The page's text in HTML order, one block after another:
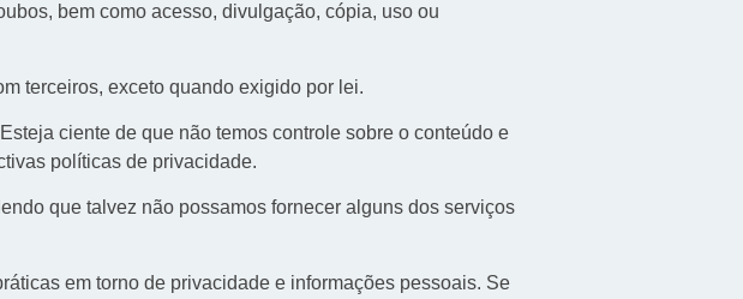
bem como acesso, divulgação, cópia, uso ou
terceiros, exceto quando exigido por lei.
ciente de que não temos controle sobre o conteúdo e
políticas de privacidade.
que talvez não possamos fornecer alguns dos serviços
em torno de privacidade e informações pessoais. Se